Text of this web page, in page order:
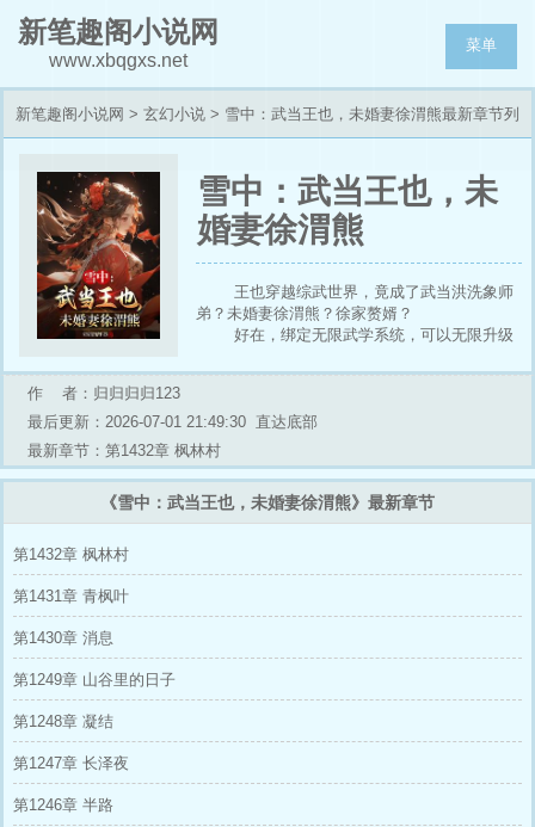
新笔趣阁小说网
www.xbqgxs.net
菜单
新笔趣阁小说网 > 玄幻小说 > 雪中：武当王也，未婚妻徐渭熊最新章节列
雪中：武当王也，未
婚妻徐渭熊
王也穿越综武世界，竟成了武当洪洗象师
弟？未婚妻徐渭熊？徐家赘婿？
好在，绑定无限武学系统，可以无限升级
基础符箓法lv999：虚空画符，撒符成兵。
基础炼器术lv999：化物御物，机关造尽。
造物极致，天地万物皆为器——神机百炼！
……
风后奇门lv999？先天领周天，盖周天之
变，化吾为王！ ！！
就如此，那一日，北凉危机四伏，杀机蛰
那一日，听潮亭中少年道士一步踏出，赘
李一山：“三年潜龙，此上无人，此下众
李淳罡：“天不生他王也，武道万古如长
徐渭熊：“真无敌，先说说小龙女、南宫仆
作 者：归归归归123
最后更新：2026-07-01 21:49:30 直达底部
最新章节：第1432章 枫林村
《雪中：武当王也，未婚妻徐渭熊》最新章节
第1432章 枫林村
第1431章 青枫叶
第1430章 消息
第1249章 山谷里的日子
第1248章 凝结
第1247章 长泽夜
第1246章 半路